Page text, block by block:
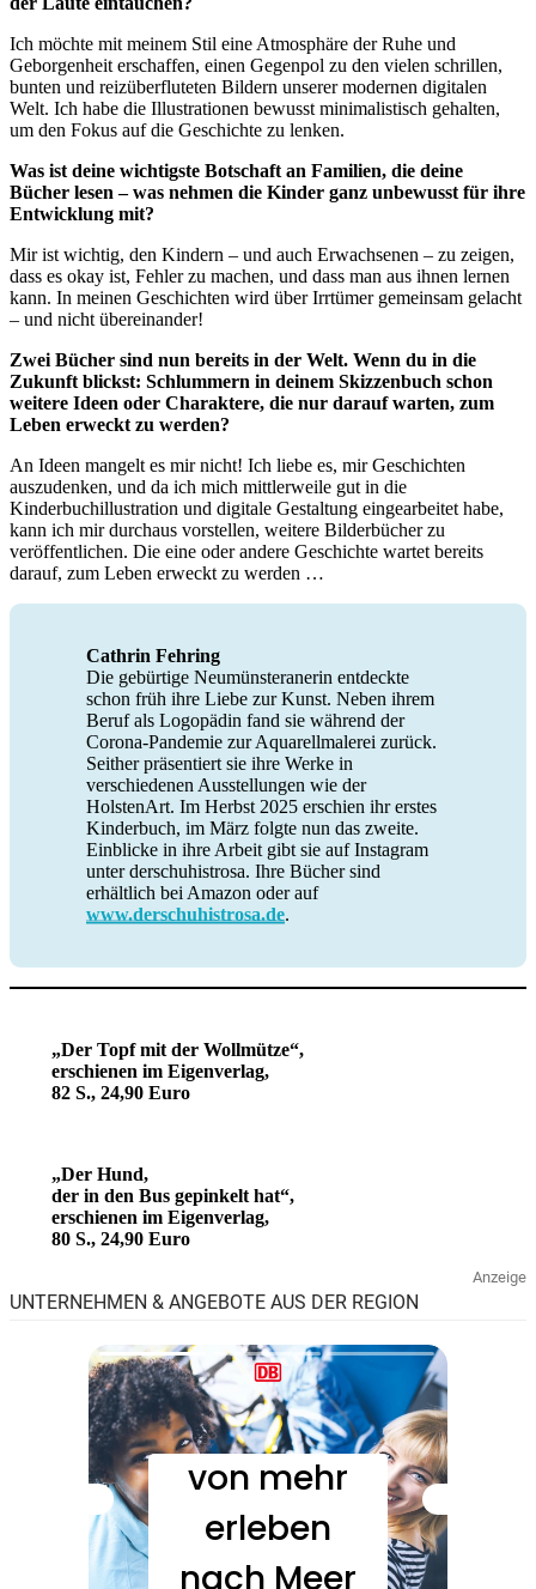
Ich möchte mit meinem Stil eine Atmosphäre der Ruhe und
Geborgenheit erschaffen, einen Gegenpol zu den vielen schrillen,
bunten und reizüberfluteten Bildern unserer modernen digitalen
Welt. Ich habe die Illustrationen bewusst minimalistisch gehalten,
um den Fokus auf die Geschichte zu lenken.
Was ist deine wichtigste Botschaft an Familien, die deine
Bücher lesen – was nehmen die Kinder ganz unbewusst für ihre
Entwicklung mit?
Mir ist wichtig, den Kindern – und auch Erwachsenen – zu zeigen,
dass es okay ist, Fehler zu machen, und dass man aus ihnen lernen
kann. In meinen Geschichten wird über Irrtümer gemeinsam gelacht
– und nicht übereinander!
Zwei Bücher sind nun bereits in der Welt. Wenn du in die
Zukunft blickst: Schlummern in deinem Skizzenbuch schon
weitere Ideen oder Charaktere, die nur darauf warten, zum
Leben erweckt zu werden?
An Ideen mangelt es mir nicht! Ich liebe es, mir Geschichten
auszudenken, und da ich mich mittlerweile gut in die
Kinderbuchillustration und digitale Gestaltung eingearbeitet habe,
kann ich mir durchaus vorstellen, weitere Bilderbücher zu
veröffentlichen. Die eine oder andere Geschichte wartet bereits
darauf, zum Leben erweckt zu werden …
Cathrin Fehring
Die gebürtige Neumünsteranerin entdeckte
schon früh ihre Liebe zur Kunst. Neben ihrem
Beruf als Logopädin fand sie während der
Corona-Pandemie zur Aquarellmalerei zurück.
Seither präsentiert sie ihre Werke in
verschiedenen Ausstellungen wie der
HolstenArt. Im Herbst 2025 erschien ihr erstes
Kinderbuch, im März folgte nun das zweite.
Einblicke in ihre Arbeit gibt sie auf Instagram
unter derschuhistrosa. Ihre Bücher sind
erhältlich bei Amazon oder auf
www.derschuhistrosa.de.
„Der Topf mit der Wollmütze“,
erschienen im Eigenverlag,
82 S., 24,90 Euro
„Der Hund,
der in den Bus gepinkelt hat“,
erschienen im Eigenverlag,
80 S., 24,90 Euro